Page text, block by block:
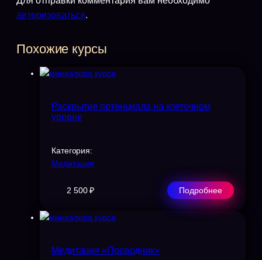
авторизоваться.
Похожие курсы
Раскрытие потенциала на клеточном
уровне
Категория:
Медитация
2 500 ₽ Подробнее
Медитация «Проводник»